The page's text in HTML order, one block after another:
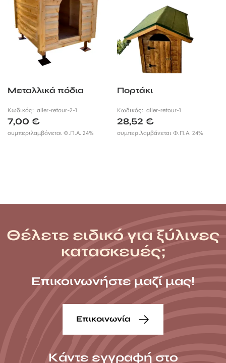
Μεταλλικά πόδια
Κωδικός: aller-retour-2-1
7,00 €
συμπεριλαμβάνεται Φ.Π.Α. 24%
Πορτάκι
Κωδικός:aller-retour-1
28,52€
συμπεριλαμβάνεται Φ.Π.Α. 24%
Θέλετε ειδικό για ξύλινες
κατασκευές;
Επικοινωνήστε μαζί μας!
Επικοινωνία
Κάντε εγγραφή στο